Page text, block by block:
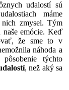
udalostí sú
máme
zmysel. Tým
naše emócie. Keď
že sme to v
náhoda a
týchto
, než aký sa